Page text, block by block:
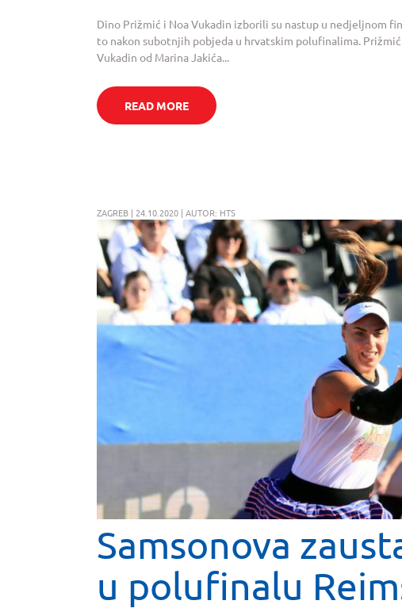
Dino Prižmić i Noa Vukadin izborili su nastup u nedjeljnom
to nakon subotnjih pobjeda u hrvatskim polufinalima. Prižmić
Vukadin od Marina Jakića...
READ MORE
ZAGREB | 24.10.2020 | AUTOR: HTS
Samsonova
u polufinalu